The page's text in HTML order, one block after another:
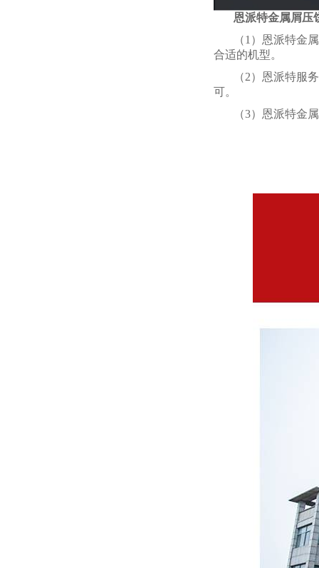
恩派特金属屑压
（1）恩派特金
合适的机型。
（2）恩派特服
可。
（3）恩派特金